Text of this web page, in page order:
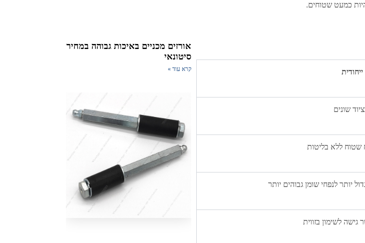
כמעט שטוחים.
שונים
ללא בליטות
יותר לנפחי שומן גבוהים יותר
לשימון בזווית
אורזים מכניים באיכות גבוהה במחיר
סיטונאי
קרא עוד »